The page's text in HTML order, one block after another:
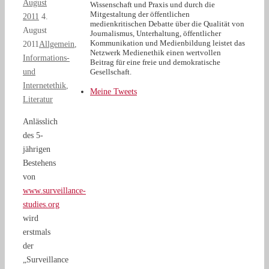
August
2011 4.
August
2011 Allgemein
Informations-
und
Internetethik
Literatur
Anlässlich
des 5-
jährigen
Bestehens
von
www.surveillance-
studies.org
wird
erstmals
der
„Surveillance
Wissenschaft und Praxis und durch die
Mitgestaltung der öffentlichen
medienkritischen Debatte über die Qualität von
Journalismus, Unterhaltung, öffentlicher
Kommunikation und Medienbildung leistet das
Netzwerk Medienethik einen wertvollen
Beitrag für eine freie und demokratische
Gesellschaft.
Meine Tweets